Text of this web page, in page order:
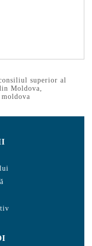
superior al
Moldova